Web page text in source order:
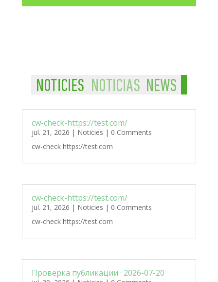
cw-check-https://test.com/
jul. 21, 2026 | Noticies | 0 Comments
cw-check https://test.com
cw-check-https://test.com/
jul. 21, 2026 | Noticies | 0 Comments
cw-check https://test.com
Проверка публикации · 2026-07-20